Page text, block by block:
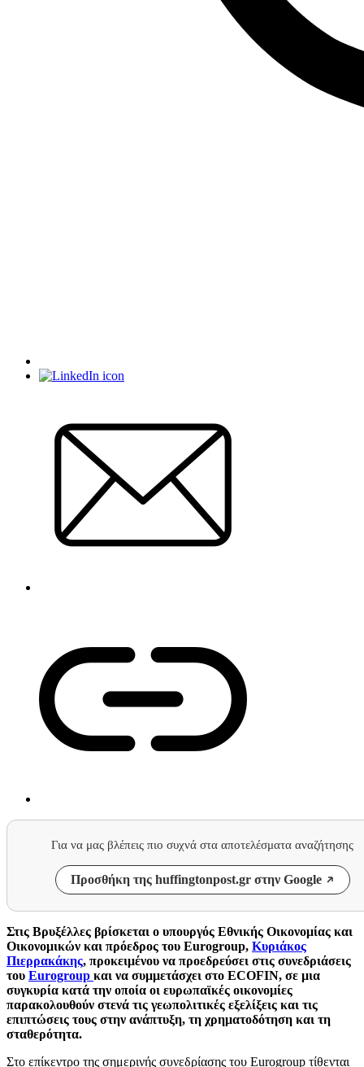
Για να μας βλέπεις πιο συχνά στα αποτελέσματα αναζήτησης
Προσθήκη της huffingtonpost.gr στην Google
Στις Βρυξέλλες βρίσκεται ο υπουργός Εθνικής Οικονομίας και
Οικονομικών και πρόεδρος του Eurogroup, Κυριάκος
Πιερρακάκης, προκειμένου να προεδρεύσει στις συνεδριάσεις
του Eurogroup και να συμμετάσχει στο ECOFIN, σε μια
συγκυρία κατά την οποία οι ευρωπαϊκές οικονομίες
παρακολουθούν στενά τις γεωπολιτικές εξελίξεις και τις
επιπτώσεις τους στην ανάπτυξη, τη χρηματοδότηση και τη
σταθερότητα.
Στο επίκεντρο της σημερινής συνεδρίασης του Eurogroup τίθενται